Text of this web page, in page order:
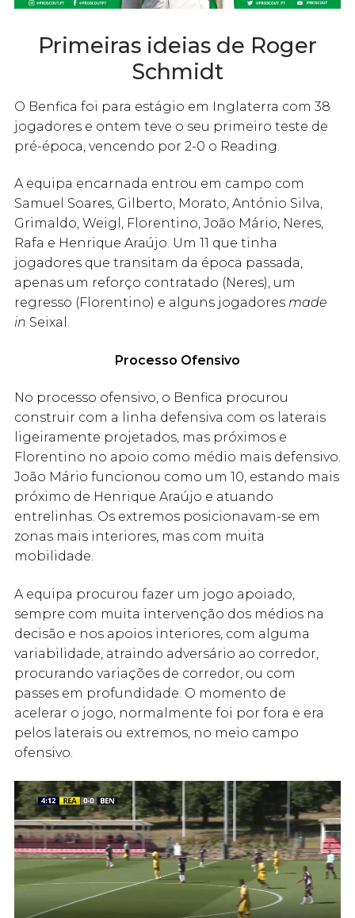
Primeiras ideias de Roger
Schmidt
O Benfica foi para estágio em Inglaterra com 38
jogadores e ontem teve o seu primeiro teste de
pré-época, vencendo por 2-0 o Reading.
A equipa encarnada entrou em campo com
Samuel Soares, Gilberto, Morato, António Silva,
Grimaldo, Weigl, Florentino, João Mário, Neres,
Rafa e Henrique Araújo. Um 11 que tinha
jogadores que transitam da época passada,
apenas um reforço contratado (Neres), um
regresso (Florentino) e alguns jogadores made
in Seixal.
Processo Ofensivo
No processo ofensivo, o Benfica procurou
construir com a linha defensiva com os laterais
ligeiramente projetados, mas próximos e
Florentino no apoio como médio mais defensivo.
João Mário funcionou como um 10, estando mais
próximo de Henrique Araújo e atuando
entrelinhas. Os extremos posicionavam-se em
zonas mais interiores, mas com muita
mobilidade.
A equipa procurou fazer um jogo apoiado,
sempre com muita intervenção dos médios na
decisão e nos apoios interiores, com alguma
variabilidade, atraindo adversário ao corredor,
procurando variações de corredor, ou com
passes em profundidade. O momento de
acelerar o jogo, normalmente foi por fora e era
pelos laterais ou extremos, no meio campo
ofensivo.